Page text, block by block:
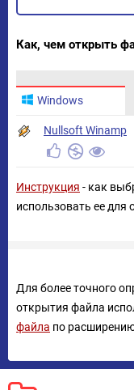
Как, чем открыть
Windows
Nullsoft Winamp
Инструкция - как
использовать ее для
Для более точного
открытия файла
файла по